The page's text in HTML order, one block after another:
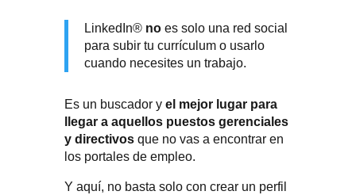
LinkedIn® no es solo una red social
para subir tu currículum o usarlo
cuando necesites un trabajo.
Es un buscador y el mejor lugar para
llegar a aquellos puestos gerenciales
y directivosque no vas a encontrar en
los portales de empleo.
Y aquí, no basta solo con crear un perfil